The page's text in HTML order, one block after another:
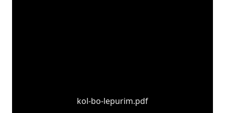
kol-bo-lepurim.pdf